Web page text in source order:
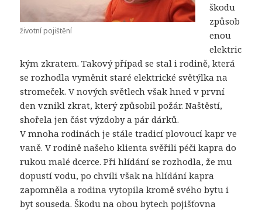
životní pojištění
škodu
způsob
enou
elektric
kým zkratem. Takový případ se stal i rodině, která
se rozhodla vyměnit staré elektrické světýlka na
stromeček. V nových světlech však hned v první
den vznikl zkrat, který způsobil požár. Naštěstí,
shořela jen část výzdoby a pár dárků.
V mnoha rodinách je stále tradicí plovoucí kapr ve
vaně. V rodině našeho klienta svěřili péči kapra do
rukou malé dcerce. Při hlídání se rozhodla, že mu
dopustí vodu, po chvíli však na hlídání kapra
zapomněla a rodina vytopila kromě svého bytu i
byt souseda. Škodu na obou bytech pojišťovna